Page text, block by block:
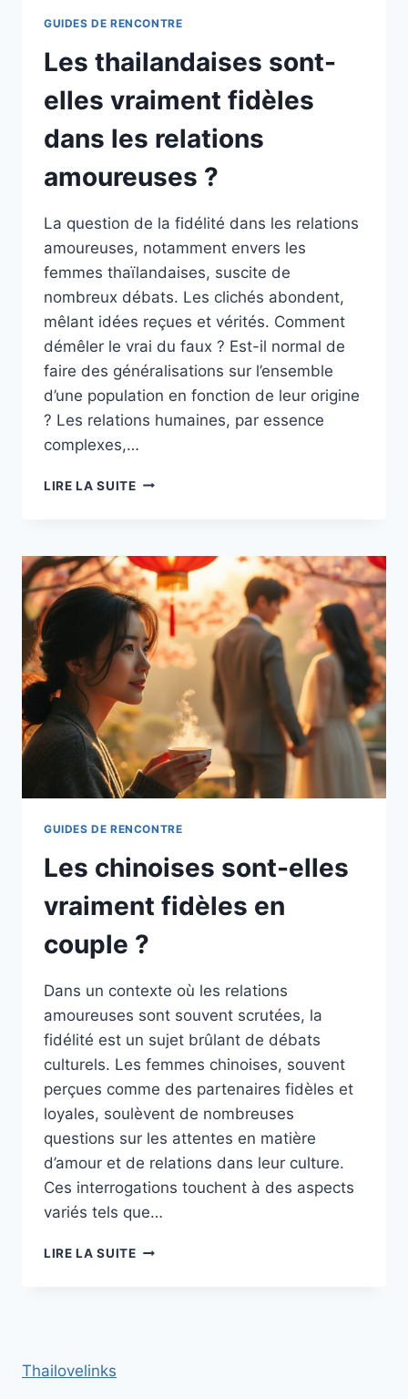
OPTION
POUR
UN
CÉLIBATAIRE
50 ANS
GUIDES DE RENCONTRE
Les thailandaises sont-
elles vraiment fidèles
dans les relations
amoureuses ?
La question de la fidélité dans les relations
amoureuses, notamment envers les
femmes thaïlandaises, suscite de
nombreux débats. Les clichés abondent,
mêlant idées reçues et vérités. Comment
démêler le vrai du faux ? Est-il normal de
faire des généralisations sur l’ensemble
d’une population en fonction de leur origine
? Les relations humaines, par essence
complexes,…
LIRE LA SUITELES
VRAIMENT
FIDÈLES
DANS
LES
RELATIONS
AMOUREUSES
?
GUIDES DE RENCONTRE
Les chinoises sont-elles
vraiment fidèles en
couple ?
Dans un contexte où les relations
amoureuses sont souvent scrutées, la
fidélité est un sujet brûlant de débats
culturels. Les femmes chinoises, souvent
perçues comme des partenaires fidèles et
loyales, soulèvent de nombreuses
questions sur les attentes en matière
d’amour et de relations dans leur culture.
Ces interrogations touchent à des aspects
variés tels que…
LIRE LA SUITELES
Thailovelinks